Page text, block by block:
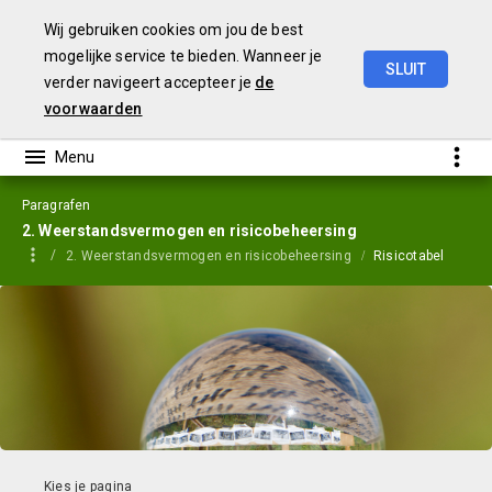
Wij gebruiken cookies om jou de best
mogelijke service te bieden. Wanneer je
verder navigeert accepteer je de
voorwaarden
SLUIT
Paragrafen
2. Weerstandsvermogen en risicobeheersing
2. Weerstandsvermogen en risicobeheersing Risicotabel